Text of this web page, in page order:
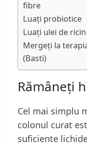
fibre
Luați probiotice
Luați ulei de ricin
Mergeți la
(Basti)
Rămâneți
Cel mai simplu
colonul curat
suficiente